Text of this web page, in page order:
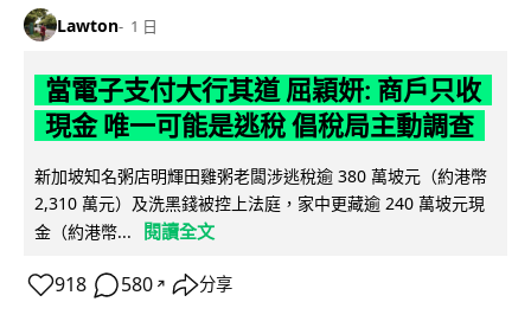
Lawton 1 日
當電子支付大行其道 屈穎妍: 商戶只收
現金 唯一可能是逃稅 倡稅局主動調查
新加坡知名粥店明輝田雞粥老闆涉逃稅逾 380 萬坡元（約港幣
2,310 萬元）及洗黑錢被控上法庭，家中更藏逾 240 萬坡元現
金（約港幣...
閱讀全文
918 580 ↗ 分享